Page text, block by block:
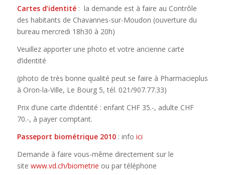
Cartes d’identité: la demande est à faire au Contrôle
des habitants de Chavannes-sur-Moudon (ouverture du
bureau mercredi 18h30 à 20h)
Veuillez apporter une photo et votre ancienne carte
d’identité
(photo de très bonne qualité peut se faire à Pharmacieplus
à Oron-la-Ville, Le Bourg 5, tél. 021/907.77.33)
Prix d’une carte d’identité : enfant CHF 35.-, adulte CHF
70.-, à payer comptant.
Passeport biométrique 2010: info ici
Demande à faire vous-même directement sur le
site www.vd.ch/biometrie ou par téléphone